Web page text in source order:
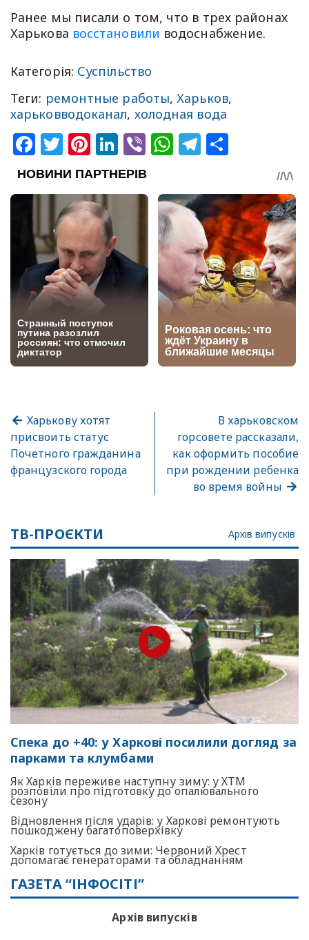
Ранее мы писали о том, что в трех районах
Харькова восстановили водоснабжение.
Категорія: Суспільство
Теги: ремонтные работы,Харьков,
харьковводоканал, холодная вода
Facebook
Twitter
Pinterest
LinkedIn
ViberWhatsApp
Telegram
Харькову хотят
присвоить статус
Почетного гражданина
французского города
В харьковском
горсовете рассказали,
как оформить пособие
при рождении ребенка
во время войны
ТВ-ПРОЄКТИ Архів випусків
Спека до +40: у Харкові посилили догляд за
парками та клумбами
Як Харків переживе наступну зиму: у ХТМ
розповіли про підготовку до опалювального
сезону
Відновлення після ударів: у Харкові ремонтують
пошкоджену багатоповерхівку
Харків готується до зими: Червоний Хрест
допомагає генераторами та обладнанням
ГАЗЕТА “ІНФОСІТІ”
Архів випусків